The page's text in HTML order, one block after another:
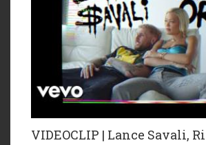
VIDEOCLIP | Lance Savali,